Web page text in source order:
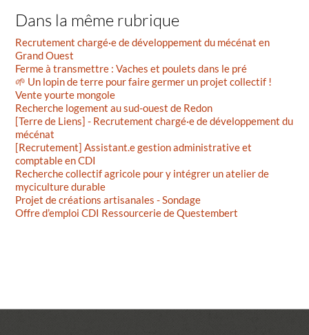
Dans la même rubrique
Recrutement chargé·e de développement du mécénat en
Grand Ouest
Ferme à transmettre : Vaches et poulets dans le pré
🌱 Un lopin de terre pour faire germer un projet collectif !
Vente yourte mongole
Recherche logement au sud-ouest de Redon
[Terre de Liens] - Recrutement chargé·e de développement du
mécénat
[Recrutement] Assistant.e gestion administrative et
comptable en CDI
Recherche collectif agricole pour y intégrer un atelier de
myciculture durable
Projet de créations artisanales - Sondage
Offre d’emploi CDI Ressourcerie de Questembert